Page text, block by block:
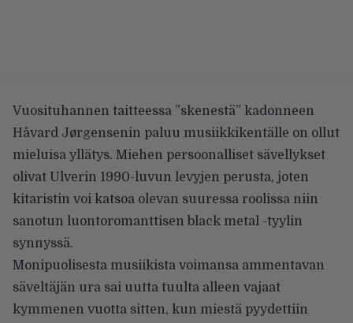
Vuosituhannen taitteessa ”skenestä” kadonneen
Håvard Jørgensenin paluu musiikkikentälle on ollut
mieluisa yllätys. Miehen persoonalliset sävellykset
olivat Ulverin 1990-luvun levyjen perusta, joten
kitaristin voi katsoa olevan suuressa roolissa niin
sanotun luontoromanttisen black metal -tyylin
synnyssä.
Monipuolisesta musiikista voimansa ammentavan
säveltäjän ura sai uutta tuulta alleen vajaat
kymmenen vuotta sitten, kun miestä pyydettiin